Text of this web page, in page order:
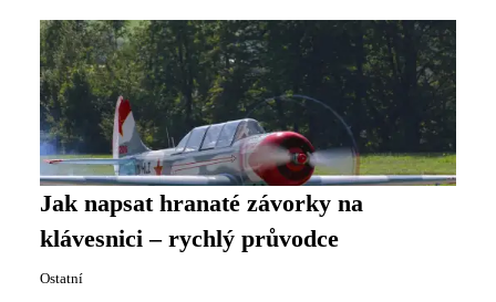
Jak napsat hranaté závorky na
klávesnici – rychlý průvodce
Ostatní